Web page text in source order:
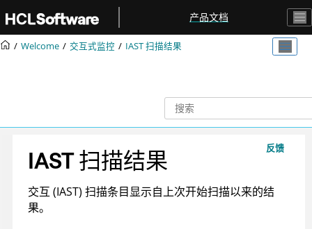
产品文档
Welcome 交互式监控 IAST 扫描结果
反馈
IAST 扫描结果
交互 (IAST) 扫描条目显示自上次开始扫描以来的结
果。